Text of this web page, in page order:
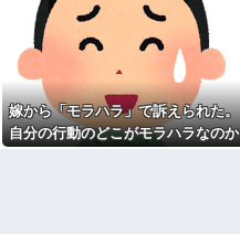
ほしいと言い張る女性客。断っ
ても引き下がらず、その後まさ
かの展開に…
亡き母からの借金を半分しか
返していない叔父がさらに金を
貸してほしいと訪ねてきた。完
済するまで貸せないと断ると…
友達の家に遊びに行ったらア
ルバムに私の写真が飾ってあっ
嫁から「モラハラ」で訴えられた。
自分の行動のどこがモラハラなのか